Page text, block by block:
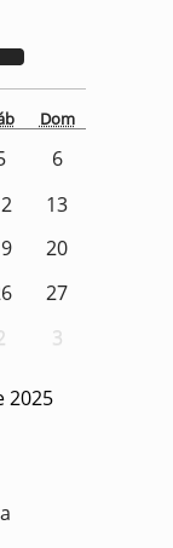
Dom
6
13
20
27
3
2025